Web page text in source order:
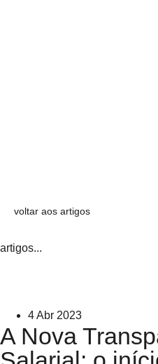
voltar aos artigos
artigos...
4 Abr 2023
A Nova